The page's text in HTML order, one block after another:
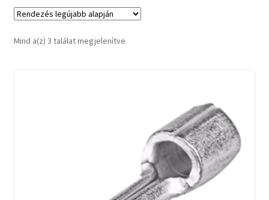
Mind a(z) 3 találat megjelenítveSorted